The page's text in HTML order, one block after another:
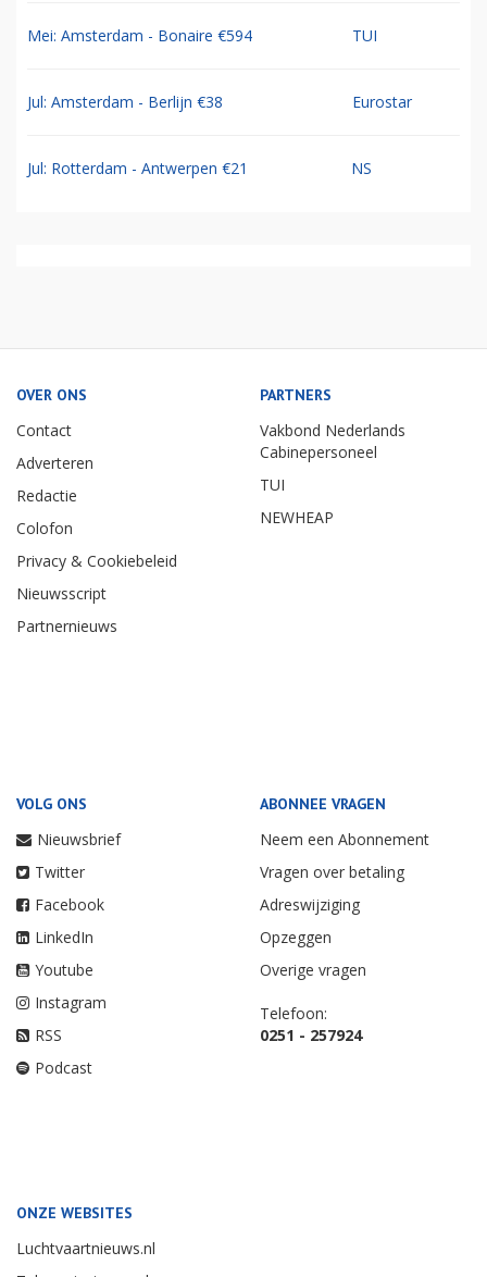
Mei: Amsterdam - Bonaire €594 TUI
Jul: Amsterdam - Berlijn €38 Eurostar
Jul: Rotterdam - Antwerpen €21 NS
OVER ONS
Contact
Adverteren
Redactie
Colofon
Privacy & Cookiebeleid
Nieuwsscript
Partnernieuws
PARTNERS
Vakbond Nederlands
Cabinepersoneel
TUI
NEWHEAP
VOLG ONS
Nieuwsbrief
Twitter
Facebook
LinkedIn
Youtube
Instagram
RSS
Podcast
ABONNEE VRAGEN
Neem een Abonnement
Vragen over betaling
Adreswijziging
Opzeggen
Overige vragen
Telefoon:
0251 - 257924
ONZE WEBSITES
Luchtvaartnieuws.nl